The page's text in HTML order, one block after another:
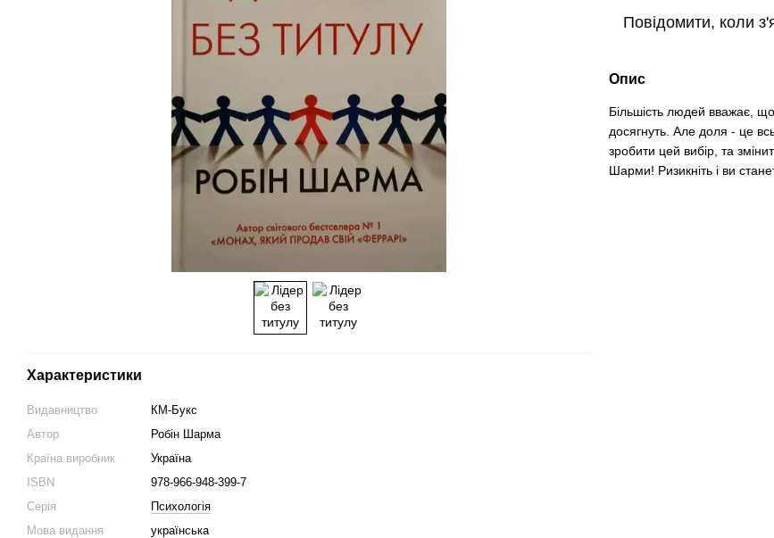
Характеристики
Видавництво
КМ-Букс
Автор
Робін Шарма
Країна виробник
Україна
ISBN
978-966-948-399-7
Серія
Психологія
Мова видання
українська
Повідомити, коли
Опис
Більшість людей вважає,
досягнуть. Але доля - це
зробити цей вибір, та
Шарми! Ризикніть і ви